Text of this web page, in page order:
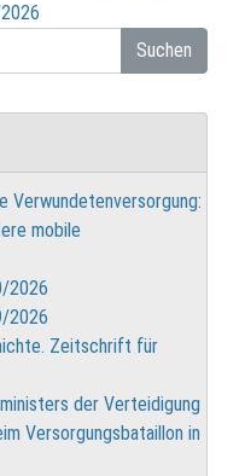
Suchen
Verwundetenversorgung:
mobile
2026
2026
Zeitschrift für
der Verteidigung
Versorgungsbataillon in